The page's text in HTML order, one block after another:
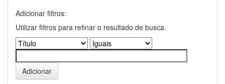
Adicionar filtros:
Utilizar filtros para refinar o resultado de busca.